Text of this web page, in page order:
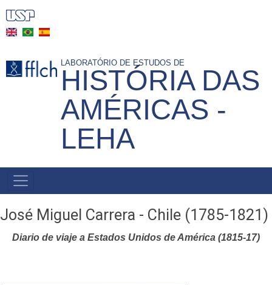
Skip
content
LABORATÓRIO DE ESTUDOS DE
HISTÓRIA DAS
AMÉRICAS -
LEHA
NAVEGAÇÃO
PRINCIPAL
José Miguel Carrera - Chile (1785-1821)
Diario de viaje a Estados Unidos de América (1815-17)